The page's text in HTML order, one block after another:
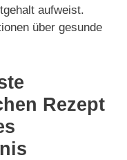
aufweist.
über gesunde
Rezept